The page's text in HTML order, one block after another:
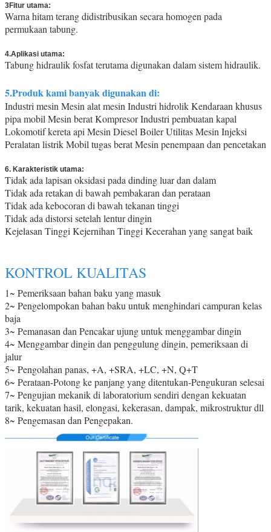
3Fitur utama:
Warna hitam terang didistribusikan secara homogen pada
permukaan tabung.
4.Aplikasi utama:
Tabung hidraulik fosfat terutama digunakan dalam sistem hidraulik.
5.Produk kami banyak digunakan di:
Industri mesin Mesin alat mesin Industri hidrolik Kendaraan khusus
pipa mobil Mesin berat Kompresor Industri pembuatan kapal
Lokomotif kereta api Mesin Diesel Boiler Utilitas Mesin Injeksi
Peralatan listrik Mobil tugas berat Mesin penempaan dan pencetakan
6. Karakteristik utama:
Tidak ada lapisan oksidasi pada dinding luar dan dalam
Tidak ada retakan di bawah pembakaran dan perataan
Tidak ada kebocoran di bawah tekanan tinggi
Tidak ada distorsi setelah lentur dingin
Kejelasan Tinggi Kejernihan Tinggi Kecerahan yang sangat baik
KONTROL KUALITAS
1~ Pemeriksaan bahan baku yang masuk
2~ Pengelompokan bahan baku untuk menghindari campuran kelas
baja
3~ Pemanasan dan Pencakar ujung untuk menggambar dingin
4~ Menggambar dingin dan penggulung dingin, pemeriksaan di
jalur
5~ Pengolahan panas, +A, +SRA, +LC, +N, Q+T
6~ Perataan-Potong ke panjang yang ditentukan-Pengukuran selesai
7~ Pengujian mekanik di laboratorium sendiri dengan kekuatan
tarik, kekuatan hasil, elongasi, kekerasan, dampak, mikrostruktur dll
8~ Pengemasan dan Pengepakan.